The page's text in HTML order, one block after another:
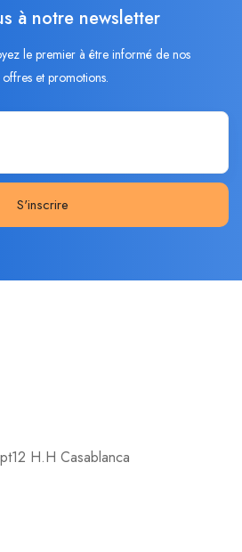
à notre newsletter
le premier à être informé de nos
et promotions.
S'inscrire
H.H Casablanca